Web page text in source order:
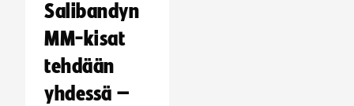
Salibandyn
MM-kisat
tehdään
yhdessä –